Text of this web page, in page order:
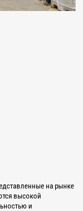
на рынке
высокой
и